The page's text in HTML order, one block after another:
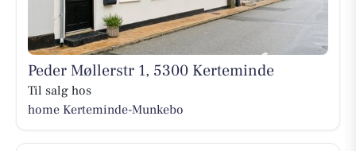
Peder Møllerstr 1, 5300 Kerteminde
Til salg hos
home Kerteminde-Munkebo